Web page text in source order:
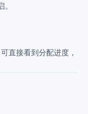
直接看到分配进度，